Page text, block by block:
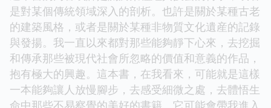
是對某個傳統領域深入的剖析。也許是關於某種古老
的建築風格，或者是關於某種非物質文化遺産的記錄
與發揚。我一直以來都對那些能夠靜下心來，去挖掘
和傳承那些被現代社會所忽略的價值和意義的作品，
抱有極大的興趣。這本書，在我看來，可能就是這樣
一本能夠讓人放慢腳步，去感受細微之處，去體悟生
命中那些不易察覺的美好的書籍。它可能會帶我進入